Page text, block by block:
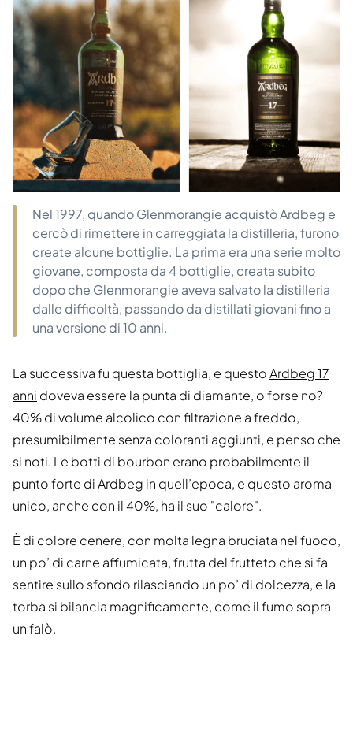
Nel 1997, quando Glenmorangie acquistò Ardbeg e
cercò di rimettere in carreggiata la distilleria, furono
create alcune bottiglie. La prima era una serie molto
giovane, composta da 4 bottiglie, creata subito
dopo che Glenmorangie aveva salvato la distilleria
dalle difficoltà, passando da distillati giovani fino a
una versione di 10 anni.
La successiva fu questa bottiglia, e questoArdbeg 17
anni doveva essere la punta di diamante, o forse no?
40% di volume alcolico con filtrazione a freddo,
presumibilmente senza coloranti aggiunti, e penso che
si noti. Le botti di bourbon erano probabilmente il
punto forte di Ardbeg in quell’epoca, e questo aroma
unico, anche con il 40%, ha il suo "calore".
È di colore cenere, con molta legna bruciata nel fuoco,
un po’ di carne affumicata, frutta del frutteto che si fa
sentire sullo sfondo rilasciando un po’ di dolcezza, e la
torba si bilancia magnificamente, come il fumo sopra
un falò.